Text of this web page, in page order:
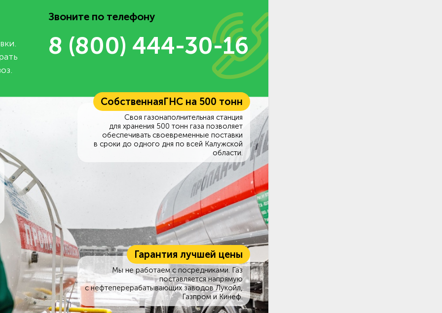
Звоните по телефону
8 (800) 444-30-16
СобственнаяГНС на 500 тонн
Своя газонаполнительная станция
для хранения 500 тонн газа позволяет
обеспечивать своевременные поставки
в сроки до одного дня по всей Калужской
области.
Гарантия лучшей цены
Мы не работаем с посредниками. Газ
поставляется напрямую
с нефтеперерабатывающих заводов Лукойл,
Газпром и Кинеф.